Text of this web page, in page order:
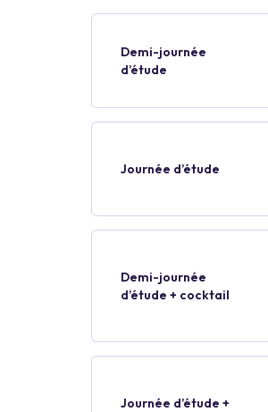
Demi-journée
d’étude
Journée d’étude
Demi-journée
d’étude + cocktail
Journée d’étude +